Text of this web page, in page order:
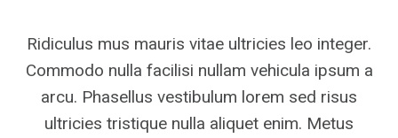
Ridiculus mus mauris vitae ultricies leo integer.
Commodo nulla facilisi nullam vehicula ipsum a
arcu. Phasellus vestibulum lorem sed risus
ultricies tristique nulla aliquet enim. Metus